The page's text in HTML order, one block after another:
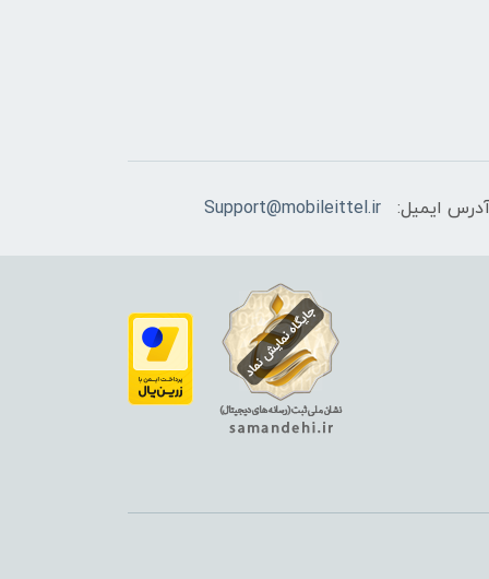
ایمیل: Support@mobileittel.ir